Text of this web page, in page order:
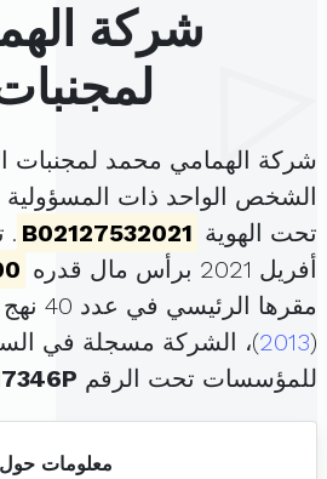
شركة
شركة الهمامي محمد لمجنبات
الشخص الواحد ذات
تحت الهوية B02127532021
أفريل 2021 برأس مال قدره
مقرها
(
2013)، الشركة مسجلة في
للمؤسسات تحت الرقم
معلومات حول